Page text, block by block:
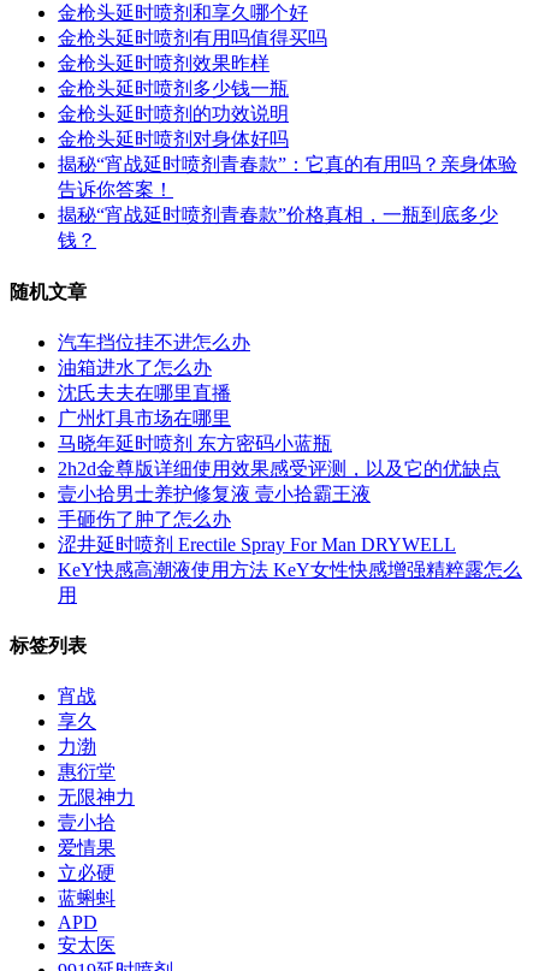
金枪头延时喷剂和享久哪个好
金枪头延时喷剂有用吗值得买吗
金枪头延时喷剂效果昨样
金枪头延时喷剂多少钱一瓶
金枪头延时喷剂的功效说明
金枪头延时喷剂对身体好吗
揭秘“宵战延时喷剂青春款”：它真的有用吗？亲身体验
告诉你答案！
揭秘“宵战延时喷剂青春款”价格真相，一瓶到底多少
钱？
随机文章
汽车挡位挂不进怎么办
油箱进水了怎么办
沈氏夫夫在哪里直播
广州灯具市场在哪里
马晓年延时喷剂 东方密码小蓝瓶
2h2d金尊版详细使用效果感受评测，以及它的优缺点
壹小拾男士养护修复液 壹小拾霸王液
手砸伤了肿了怎么办
涩井延时喷剂 Erectile Spray For Man DRYWELL
KeY快感高潮液使用方法 KeY女性快感增强精粹露怎么
用
标签列表
宵战
享久
力渤
惠衍堂
无限神力
壹小拾
爱情果
立必硬
蓝蝌蚪
APD
安太医